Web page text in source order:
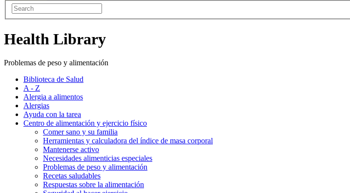
Health Library
Problemas de peso y alimentación
Biblioteca de Salud
A - Z
Alergia a alimentos
Alergias
Ayuda con la tarea
Centro de alimentación y ejercicio físico
Comer sano y su familia
Herramientas y calculadora del índice de masa corporal
Mantenerse activo
Necesidades alimenticias especiales
Problemas de peso y alimentación
Recetas saludables
Respuestas sobre la alimentación